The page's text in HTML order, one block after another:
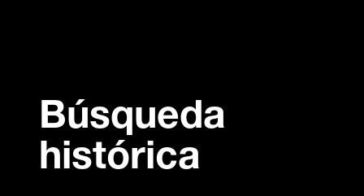
Búsqueda
histórica